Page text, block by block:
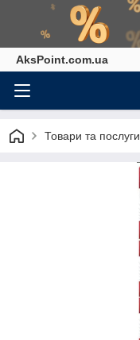
AksPoint.com.ua
Товари та послуги